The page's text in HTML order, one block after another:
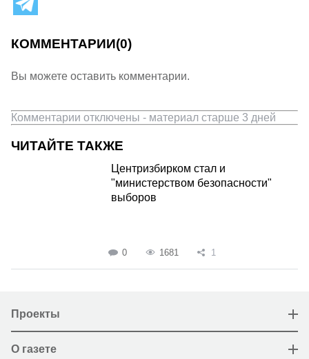
КОММЕНТАРИИ(0)
Вы можете оставить комментарии.
Комментарии отключены - материал старше 3 дней
ЧИТАЙТЕ ТАКЖЕ
Центризбирком стал и
"министерством безопасности"
выборов
0 1681 1
Проекты
О газете